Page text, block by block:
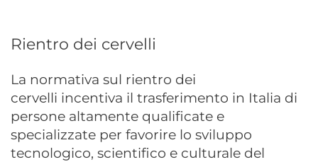
Rientro dei cervelli
La normativa sul rientro dei
cervelli incentiva il trasferimento in Italia di
persone altamente qualificate e
specializzate per favorire lo sviluppo
tecnologico, scientifico e culturale del